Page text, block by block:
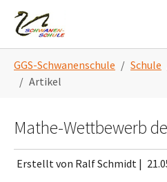
Skip to main navigation
Zum Hauptinhalt springen
Skip to page footer
GGS-Schwanenschule Schule
Artikel
Mathe-Wettbewerb
Erstellt von Ralf Schmidt |